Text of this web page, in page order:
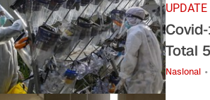
Total
Nasional